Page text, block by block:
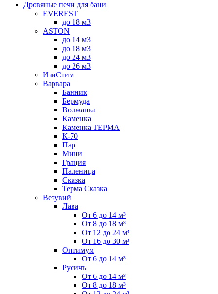
Дровяные печи для бани
EVEREST
до 18 м3
ASTON
до 14 м3
до 18 м3
до 24 м3
до 26 м3
ИзиСтим
Варвара
Банник
Бермуда
Волжанка
Каменка
Каменка ТЕРМА
К-70
Пар
Мини
Грация
Паленица
Сказка
Терма Сказка
Везувий
Лава
От 6 до 14 м³
От 8 до 18 м³
От 12 до 24 м³
От 16 до 30 м³
Оптимум
От 6 до 14 м³
Русичъ
От 6 до 14 м³
От 8 до 18 м³